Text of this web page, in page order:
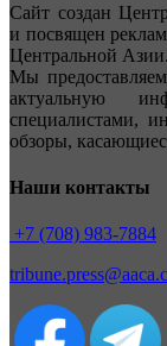
Сайт создан
и посвящен
Центральной Азии.
Мы
актуальную
специалистами,
обзоры,
Наши контакты
+7 (708) 983-7884